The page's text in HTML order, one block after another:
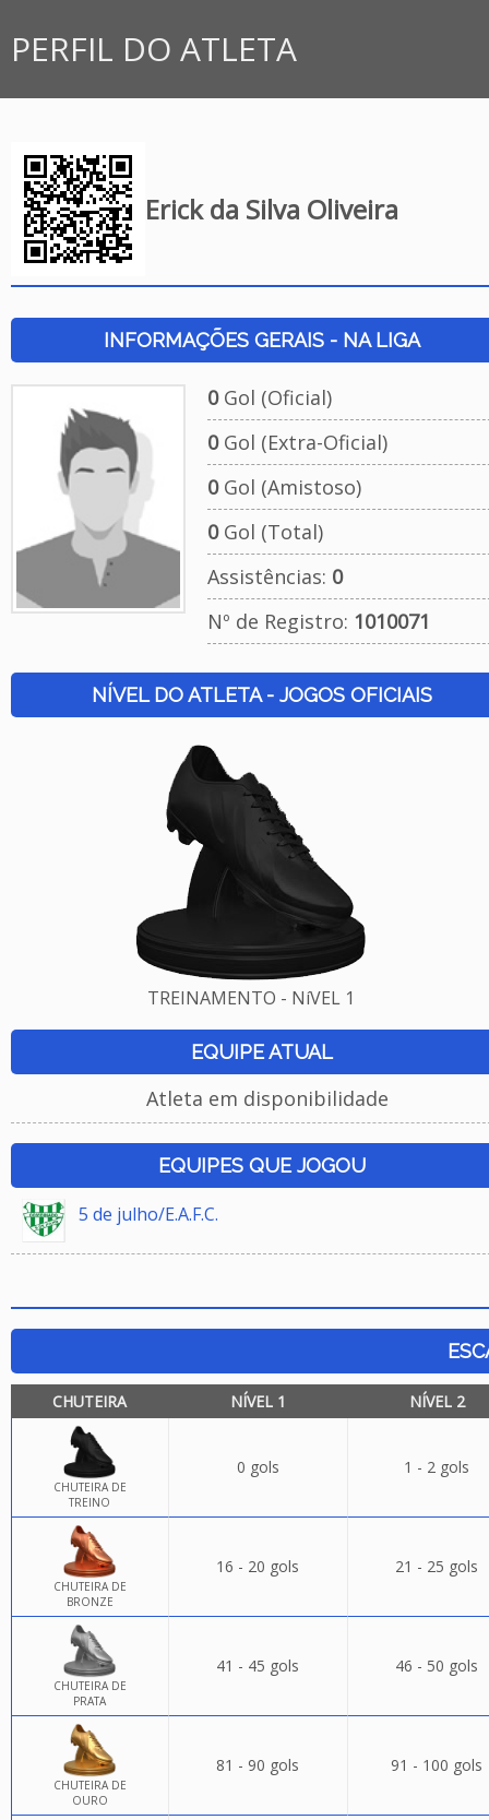
PERFIL DO ATLETA
Erick da Silva Oliveira
INFORMAÇÕES GERAIS - NA LIGA
0Gol (Oficial)
0Gol (Extra-Oficial)
0Gol (Amistoso)
0Gol (Total)
Assistências: 0
Nº de Registro: 1010071
NÍVEL DO ATLETA - JOGOS OFICIAIS
TREINAMENTO - NíVEL 1
EQUIPE ATUAL
Atleta em disponibilidade
EQUIPES QUE JOGOU
5 de julho/E.A.F.C.
CHUTEIRA NÍVEL 1 NÍVEL 2
CHUTEIRA DE
TREINO
0 gols 1 - 2 gols
CHUTEIRA DE
BRONZE
16 - 20 gols 21 - 25 gols
CHUTEIRA DE
PRATA
41 - 45 gols 46 - 50 gols
CHUTEIRA DE
OURO
81 - 90 gols 91 - 100 gols